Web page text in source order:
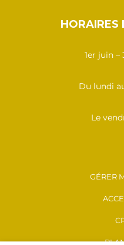
HORAIRES
1er juin
Du lundi
Le
GÉRER